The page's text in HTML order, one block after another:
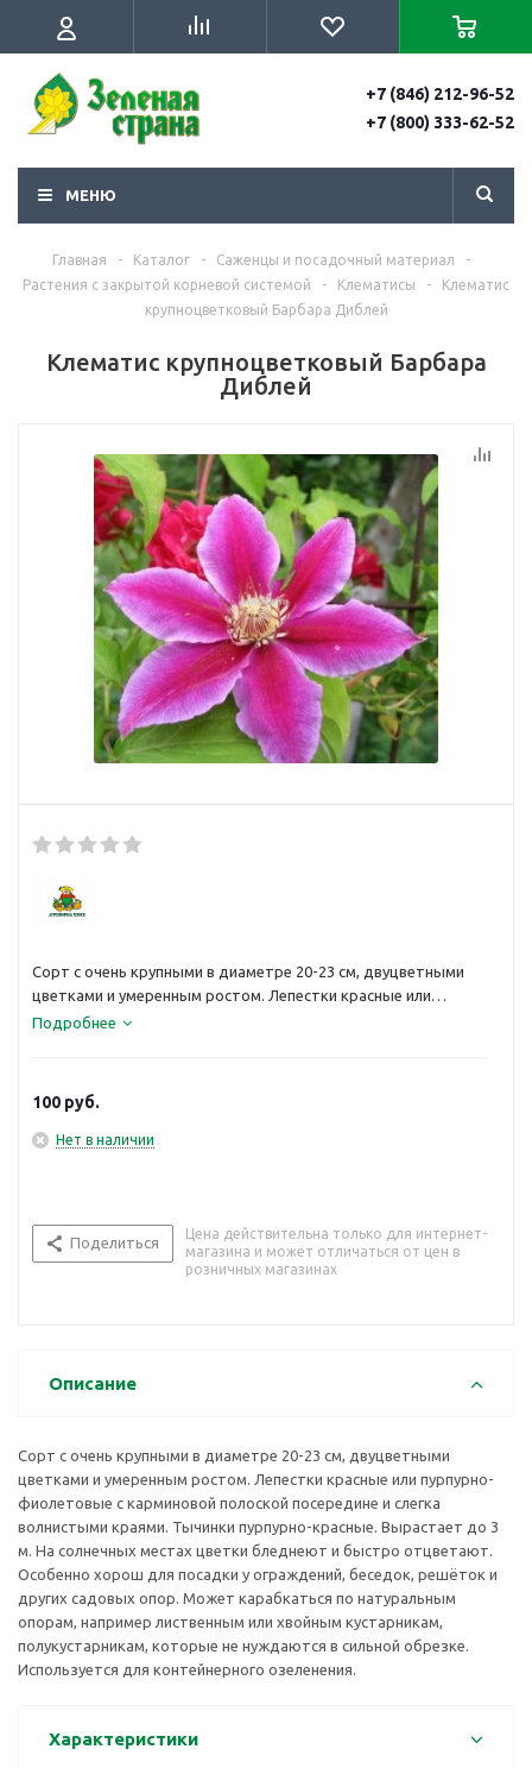
+7 (846) 212-96-52
+7 (800) 333-62-52
МЕНЮ
Главная - Каталог - Саженцы и посадочный материал
-
Растения с закрытой корневой системой
- Клематисы -
Клематис
крупноцветковый Барбара Диблей
Клематис крупноцветковый Барбара
Диблей
Сорт с очень крупными в диаметре 20-23 см, двуцветными
цветками и умеренным ростом. Лепестки красные или
пурпурно-фиолетовые с карминовой полоской посередине и
быстро отцветают. Особенно хорош для посадки у
ограждений, беседок, решёток и других садовых опор.
Может карабкаться по натуральным опорам, например
Подробнее
100 руб.
Нет в наличии
Поделиться
Цена действительна только для интернет-
магазина и может отличаться от цен в
розничных магазинах
Описание
Сорт с очень крупными в диаметре 20-23 см, двуцветными
цветками и умеренным ростом. Лепестки красные или пурпурно-
фиолетовые с карминовой полоской посередине и слегка
волнистыми краями. Тычинки пурпурно-красные. Вырастает до 3
м. На солнечных местах цветки бледнеют и быстро отцветают.
Особенно хорош для посадки у ограждений, беседок, решёток и
других садовых опор. Может карабкаться по натуральным
опорам, например лиственным или хвойным кустарникам,
полукустарникам, которые не нуждаются в сильной обрезке.
Используется для контейнерного озеленения.
Характеристики